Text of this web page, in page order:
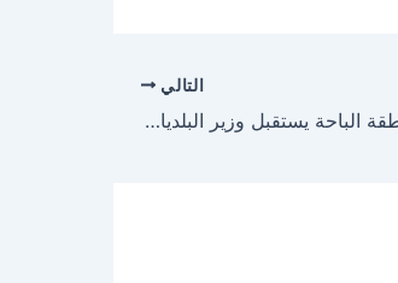
التالي
أمير منطقة الباحة يستقبل وزير البلديات والإسكان